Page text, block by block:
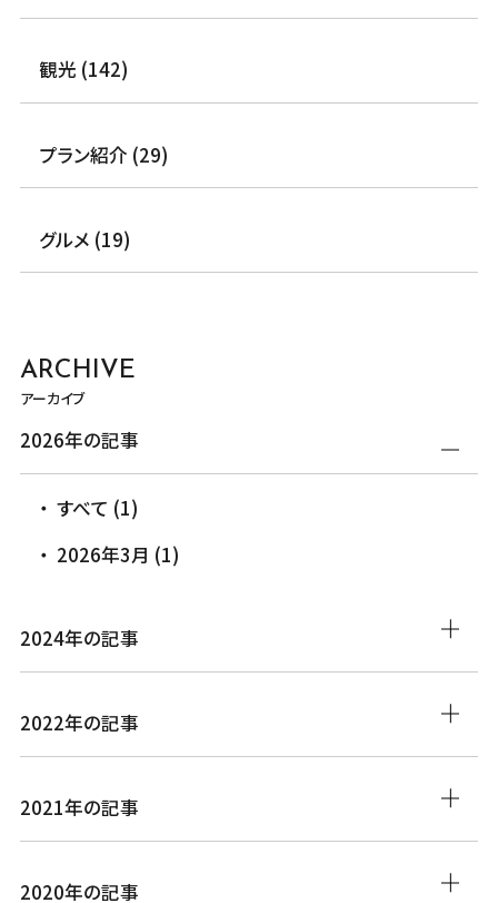
観光 (142)
プラン紹介 (29)
グルメ (19)
ARCHIVE
アーカイブ
2026年の記事
すべて (1)
2026年3月 (1)
2024年の記事
2022年の記事
2021年の記事
2020年の記事